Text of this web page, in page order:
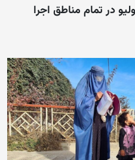
در تمام مناطق اجرا